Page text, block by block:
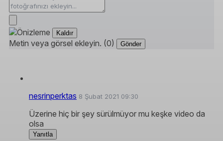
Kaldır
Metin veya görsel ekleyin. (0) Gönder
nesrinperktas 8 Şubat 2021 09:30
Üzerine hiç bir şey sürülmüyor mu keşke video da
olsa
Yanıtla